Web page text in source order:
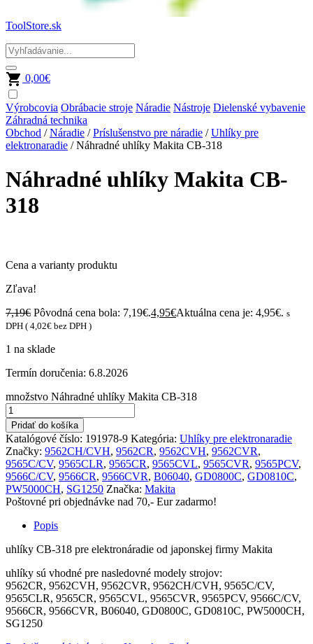
ToolStore.sk
0,00€
Výrobcovia Obrábacie stroje Náradie Nástroje Dielenské vybavenie
Záhradná technika
Obchod /Náradie /Príslušenstvo pre náradie /Uhlíky pre
elektronaradie / Náhradné uhlíky Makita CB-318
Náhradné uhlíky Makita CB-
318
Cena a varianty produktu
Zľava!
7,19€ Pôvodná cena bola: 7,19€.4,95€Aktuálna cena je: 4,95€. s
DPH ( 4,02€ bez DPH )
1 na sklade
Termín doručenia: 6.8.2026
množstvo Náhradné uhlíky Makita CB-318
Pridať do košíka
Katalógové číslo: 191978-9 Kategória: Uhlíky pre elektronaradie
Značky: 9562CH/CVH, 9562CR, 9562CVH, 9562CVR,
9565C/CV, 9565CLR, 9565CR, 9565CVL, 9565CVR, 9565PCV,
9566C/CV, 9566CR, 9566CVR, B06040, GD0800C, GD0810C,
PW5000CH, SG1250 Značka: Makita
Poštovné pri objednávke nad 70,- Eur zadarmo!
Popis
uhlíky CB-318 pre elektronáradie od japonskej firmy Makita
uhlíky sú vhodné pre nasledovné modely strojov:
9562CR, 9562CVH, 9562CVR, 9562CH/CVH, 9565C/CV,
9565CLR, 9565CR, 9565CVL, 9565CVR, 9565PCV, 9566C/CV,
9566CR, 9566CVR, B06040, GD0800C, GD0810C, PW5000CH,
SG1250